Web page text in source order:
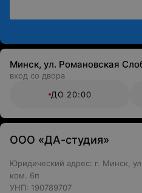
Минск, ул. Романовская
вход со двора
ДО 20:00
ООО «ДА-студия»
Юридический адрес: г. Минск,
ком. 6п
УНП: 190789707